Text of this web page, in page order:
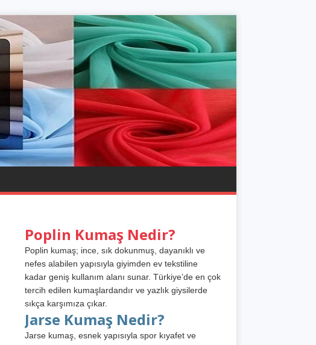
Poplin Kumaş Nedir?
Poplin kumaş; ince, sık dokunmuş, dayanıklı ve
nefes alabilen yapısıyla giyimden ev tekstiline
kadar geniş kullanım alanı sunar. Türkiye’de en çok
tercih edilen kumaşlardandır ve yazlık giysilerde
sıkça karşımıza çıkar.
Jarse Kumaş Nedir?
Jarse kumaş, esnek yapısıyla spor kıyafet ve